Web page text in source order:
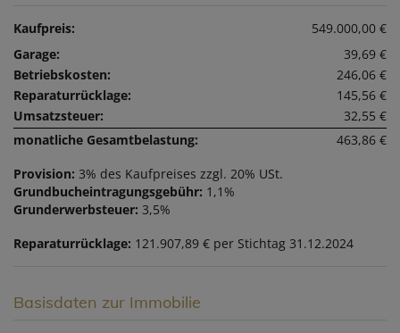
Kaufpreis:
549.000,00 €
Garage:
39,69 €
Betriebskosten:
246,06 €
Reparaturrücklage:
145,56 €
Umsatzsteuer:
32,55 €
monatliche Gesamtbelastung:
463,86 €
Provision: 3% des Kaufpreises zzgl. 20% USt.
Grundbucheintragungsgebühr: 1,1%
Grunderwerbsteuer: 3,5%
Reparaturrücklage: 121.907,89 € per Stichtag 31.12.2024
Basisdaten zur Immobilie